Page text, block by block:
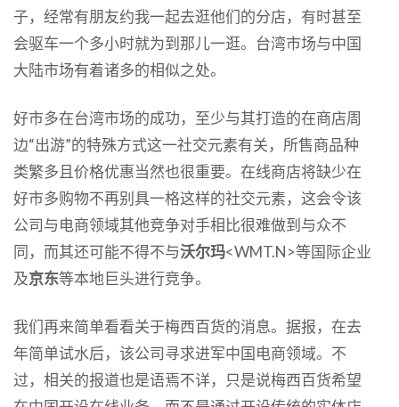
子，经常有朋友约我一起去逛他们的分店，有时甚至
会驱车一个多小时就为到那儿一逛。台湾市场与中国
大陆市场有着诸多的相似之处。
好市多在台湾市场的成功，至少与其打造的在商店周
边“出游”的特殊方式这一社交元素有关，所售商品种
类繁多且价格优惠当然也很重要。在线商店将缺少在
好市多购物不再别具一格这样的社交元素，这会令该
公司与电商领域其他竞争对手相比很难做到与众不
同，而其还可能不得不与沃尔玛<WMT.N>等国际企业
及京东等本地巨头进行竞争。
我们再来简单看看关于梅西百货的消息。据报，在去
年简单试水后，该公司寻求进军中国电商领域。不
过，相关的报道也是语焉不详，只是说梅西百货希望